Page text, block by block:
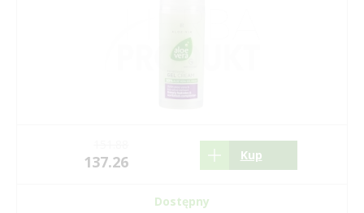
137.26 Kup
Dostępny